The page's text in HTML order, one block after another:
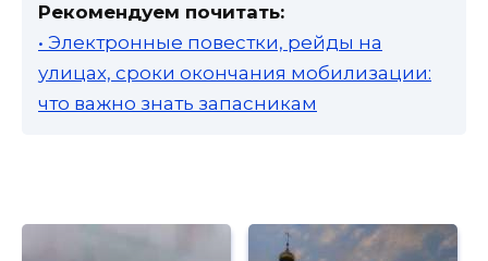
Рекомендуем почитать:
• Электронные повестки, рейды на
улицах, сроки окончания мобилизации:
что важно знать запасникам